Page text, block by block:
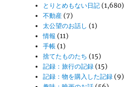
とりとめもない日記 (1,680)
不動産 (7)
太公望のお話し (1)
情報 (11)
手帳 (1)
捨てたものたち (15)
記録：旅行の記録 (15)
記録：物を購入した記録 (9)